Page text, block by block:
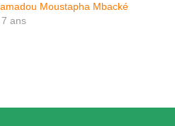
Moustapha Mbacké
ans